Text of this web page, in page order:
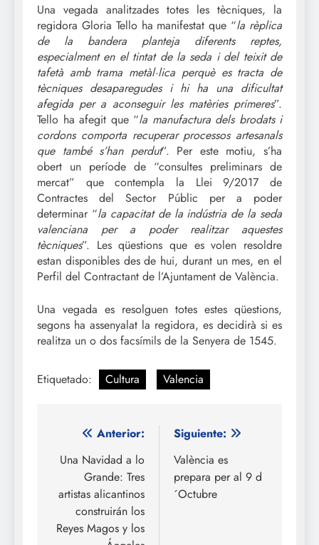
Una vegada analitzades totes les tècniques, la
regidora Gloria Tello ha manifestat que “la rèplica
de la bandera planteja diferents reptes,
especialment en el tintat de la seda i del teixit de
tafetà amb trama metàl·lica perquè es tracta de
tècniques desaparegudes i hi ha una dificultat
afegida per a aconseguir les matèries primeres”.
Tello ha afegit que “la manufactura dels brodats i
cordons comporta recuperar processos artesanals
que també s’han perdut”. Per este motiu, s’ha
obert un període de “consultes preliminars de
mercat” que contempla la Llei 9/2017 de
Contractes del Sector Públic per a poder
determinar “la capacitat de la indústria de la seda
valenciana per a poder realitzar aquestes
tècniques”. Les qüestions que es volen resoldre
estan disponibles des de hui, durant un mes, en el
Perfil del Contractant de l’Ajuntament de València.
Una vegada es resolguen totes estes qüestions,
segons ha assenyalat la regidora, es decidirà si es
realitza un o dos facsímils de la Senyera de 1545.
Etiquetado: Cultura Valencia
Navegación
de
entradas
Anterior:
Una Navidad a lo
Grande: Tres
artistas alicantinos
construirán los
Reyes Magos y los
Siguiente:
València es
prepara per al 9 d
´Octubre